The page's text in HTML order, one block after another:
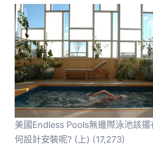
美國Endless Pools無邊際泳池該擺
何設計安裝呢? (上) (17,273)